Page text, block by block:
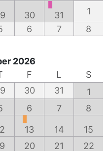
30 31
1
6 7 8
2026
F L
S
30 31
1
6 7 8
13 14
15
20 21
22